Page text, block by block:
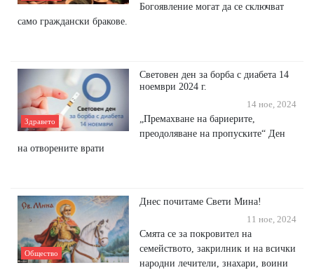
Богоявление могат да се сключват
само граждански бракове.
Здравето
Световен ден за борба с диабета 14
ноември 2024 г.
14 ное, 2024
„Премахване на бариерите,
преодоляване на пропуските“ Ден
на отворените врати
Общество
Днес почитаме Свети Мина!
11 ное, 2024
Смята се за покровител на
семейството, закрилник и на всички
народни лечители, знахари, воини